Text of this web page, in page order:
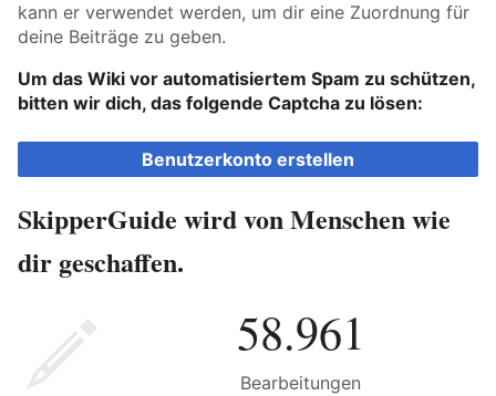
kann er verwendet werden, um dir eine Zuordnung für
deine Beiträge zu geben.
Um das Wiki vor automatisiertem Spam zu schützen,
bitten wir dich, das folgende Captcha zu lösen:
Benutzerkonto erstellen
SkipperGuide wird von Menschen wie
dir geschaffen.
58.961
Bearbeitungen